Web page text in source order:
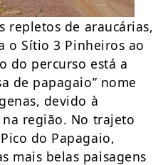
repletos de araucárias,
o Sítio 3 Pinheiros ao
do percurso está a
de papagaio” nome
devido à
na região. No trajeto
do Papagaio,
mais belas paisagens